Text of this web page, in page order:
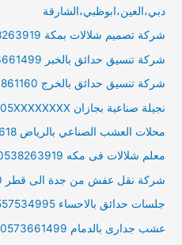
دبي،العين،ابوظبي،الشارقة
شركة تصميم شلالات بمكة 0538263919 شلالات مودرن 2026
شركة تنسيق حدائق بالخبر 0573661499
شركة تنسيق حدائق بالخرج 0536861160 تصميم حدائق بالخرج
نجيلة صناعية بجازان 05XXXXXXXX عشب صناعى جازان
محلات العشب الصناعي بالرياض 0544141618 ارخص الاسعار
معلم شلالات فى مكه 0538263919 تصميمات عصرية
شركة نقل عفش من جدة الى قطر 0561162260
جلسات حدائق بالاحساء 0557534995 غرف زجاجية الاحساء
عشب جدارى بالدمام 0573661499